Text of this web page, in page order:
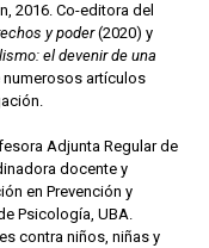
2016. Co-editora del
y poder(2020) y
el devenir de una
numerosos artículos
Adjunta Regular de
docente y
en Prevención y
Psicología, UBA.
contra niños, niñas y